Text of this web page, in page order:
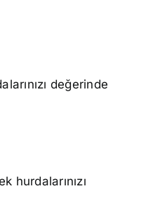
değerinde
hurdalarınızı